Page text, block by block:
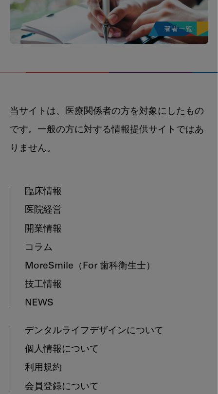
当サイトは、医療関係者の方を対象にしたもの
です。一般の方に対する情報提供サイトではあ
りません。
臨床情報
医院経営
開業情報
コラム
MoreSmile （For 歯科衛生士）
技工情報
NEWS
デンタルライフデザインについて
個人情報について
利用規約
会員登録について